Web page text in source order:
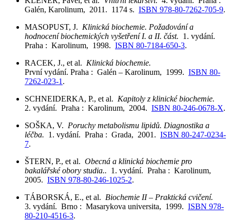
Galén, Karolinum, 2011. 1174 s. ISBN 978-80-7262-705-9.
MASOPUST, J. Klinická biochemie. Požadování a
hodnocení biochemických vyšetření I. a II. část. 1. vydání.
Praha : Karolinum, 1998. ISBN 80-7184-650-3.
RACEK, J., et al. Klinická biochemie.
První vydání. Praha : Galén – Karolinum, 1999. ISBN 80-
7262-023-1 .
SCHNEIDERKA, P., et al. Kapitoly z klinické biochemie.
2. vydání. Praha : Karolinum, 2004. ISBN 80-246-0678-X.
SOŠKA, V. Poruchy metabolismu lipidů. Diagnostika a
léčba. 1. vydání. Praha : Grada, 2001. ISBN 80-247-0234-
7.
ŠTERN, P., et al. Obecná a klinická biochemie pro
bakalářské obory studia.. 1. vydání. Praha : Karolinum,
2005. ISBN 978-80-246-1025-2.
TÁBORSKÁ, E., et al. Biochemie II – Praktická cvičení.
3. vydání. Brno : Masarykova universita, 1999. ISBN 978-
80-210-4516-3.